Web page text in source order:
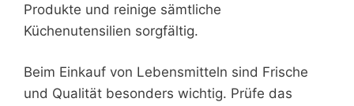
Produkte und reinige sämtliche
Küchenutensilien sorgfältig.
Beim Einkauf von Lebensmitteln sind Frische
und Qualität besonders wichtig. Prüfe das